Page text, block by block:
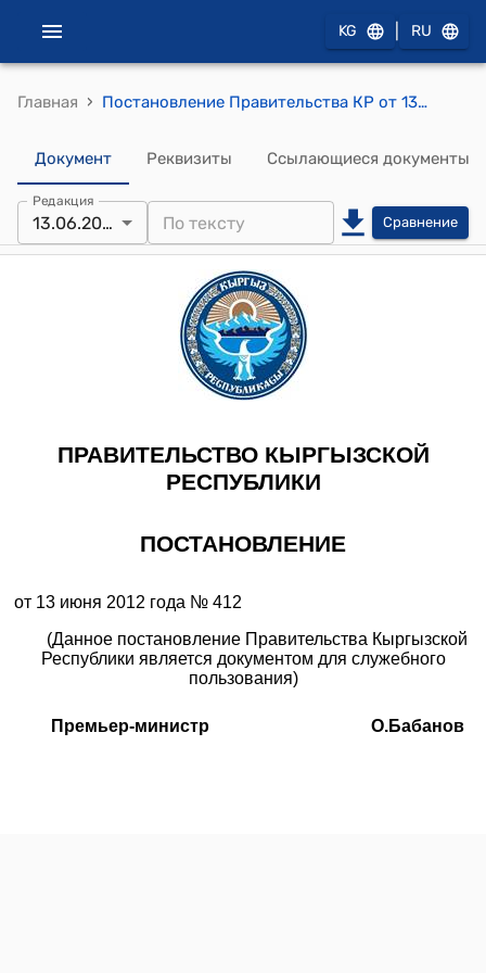
KG RU
Главная › Постановление Правительства КР от 13 июня 2012 года № 412 (Данное постановление Правительства Кыргызской Республики является документом для служебного пользования)
Документ Реквизиты Ссылающиеся документы
Редакция
13.06.2012 Сравнение